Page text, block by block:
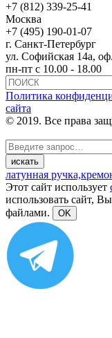
+7 (812) 339-25-41
Москва
+7 (495) 190-01-07
г. Санкт-Петербург
ул. Софийская 14а,
пн-пт с 10.00 - 18.00
Политика
сайта
© 2019. Все права
латунная ручка,
Этот сайт использует
использовать сайт,
файлами.
OK